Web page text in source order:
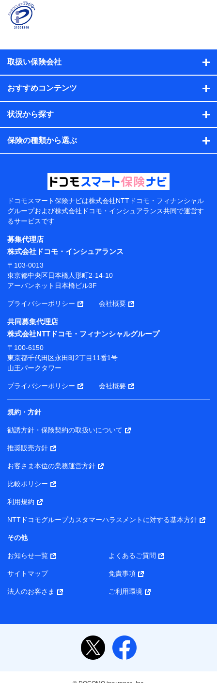
名、住所、生年月日、性別、保険契約者と被保険者の関
係、保険加入の目的、保険商品の内容、保険料、保険料
のお支払方法、車のメーカーや走行距離などの情報、建
ル内容や送信履歴の情報及び保険の更改案内等を提供し
保険契約情報
当社または株式会社NTTドコモ・フィナンシャルグルー
プが取得し、又は保有する保険契約に関する情報。例と
して、保険契約者及び被保険者の氏名、住所、生年月
日、性別、保険契約者と被保険者の関係、保険加入の目
的、保険商品の内容、保険料、保険料のお支払方法、車
のメーカーや走行距離などの情報、建物の構造や築年数
などの情報、ペットの種類や年齢などの情報などが含ま
提供当事者から受領当事者が個人データを取得する方法
電子的・電磁的方法等
【共同して利用する者の範囲】
当社
株式会社NTTドコモ・フィナンシャルグループ
【利用目的】
当社または株式会社NTTドコモ・フィナンシャルグルー
プが提供する保険関連サービスにおけるユーザー登録受
付および管理のため
当社または株式会社NTTドコモ・フィナンシャルグルー
携会社の保険その他に関する情報を提供するため、また
維持管理等の委託業務遂行のため、またそれらに付帯、
関連する当社または株式会社NTTドコモ・フィナンシャ
ルグループおよび提携会社のサービスを案内、提供する
ため
（各サービスで取得したサービス利用履歴、ウェブサイ
トの閲覧履歴、購買履歴、ご契約内容等のパーソナルデ
ータを分析して、お客さまの趣味・嗜好・傾向に応じた
サービス・商品等に関するご提案や広告の配信等を行う
ことがあります。）
各種セミナーの開催のため
コンサルティングサービスの実施のため
アンケートやキャンペーン等の実施のため
上記に係る案内・手続き・管理等付帯業務を行うため
所・代表者名】
り）
株式会社NTTドコモ・フィナンシャルグループ 代表取締役
社長 廣井 孝史
東京都中央区日本橋人形町2-14-10 アーバンネット日本橋
株式会社ドコモ・インシュアランス 代表取締役社長 吉
村 忠義
また当社は、オンライン面談による保険のご相談にあたっ
氏名、生年月日、住所、メールアドレス、電話番号、個
人の属性に関する情報、資料請求の情報（有無を含みま
取扱い保険会社
おすすめコンテンツ
状況から探す
保険の種類から選ぶ
ドコモスマート保険ナビは株式会社NTTドコモ・フィナンシャル
グループおよび株式会社ドコモ・インシュアランス共同で運営す
るサービスです
募集代理店
株式会社ドコモ・インシュアランス
〒103-0013
東京都中央区日本橋人形町2-14-10
アーバンネット日本橋ビル3F
プライバシーポリシー 会社概要
共同募集代理店
株式会社NTTドコモ・フィナンシャルグループ
〒100-6150
東京都千代田区永田町2丁目11番1号
山王パークタワー
プライバシーポリシー 会社概要
規約・方針
勧誘方針・保険契約の取扱いについて
推奨販売方針
お客さま本位の業務運営方針
比較ポリシー
利用規約
NTTドコモグループカスタマーハラスメントに対する基本方針
その他
お知らせ一覧 よくあるご質問
サイトマップ 免責事項
法人のお客さま ご利用環境